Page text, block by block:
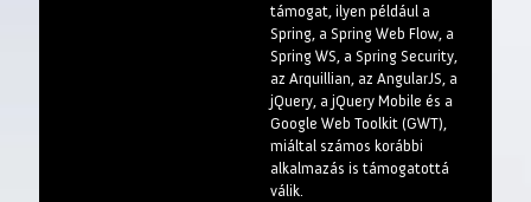
támogat, ilyen például a
Spring, a Spring Web Flow, a
Spring WS, a Spring Security,
az Arquillian, az AngularJS, a
jQuery, a jQuery Mobile és a
Google Web Toolkit (GWT),
miáltal számos korábbi
alkalmazás is támogatottá
válik.